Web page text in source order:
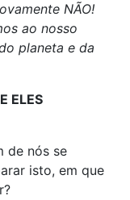
NÃO!
ao nosso
planeta e da
ELES
de nós se
isto, em que